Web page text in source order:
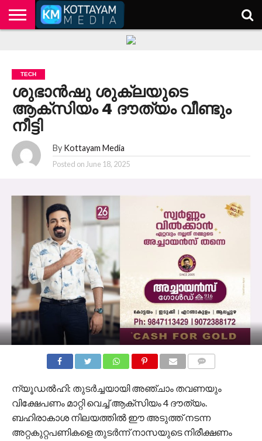
TECH
ശുഭാന്‍ഷു ശുക്ലയുടെ
ആക്‌സിയം 4 ദൗത്യം വീണ്ടും
നീട്ടി
By Kottayam Media
Posted on June 18, 2025
ന്യൂഡൽഹി: തുടര്‍ച്ചയായി അഞ്ചാം തവണയും
വിക്ഷേപണം മാറ്റി വെച്ച്‌ ആക്‌സിയം 4 ദൗത്യം.
ബഹിരാകാശ നിലയത്തില്‍ ഈ അടുത്ത് നടന്ന
അറ്റകുറ്റപണികളെ തുടര്‍ന്ന് നാസയുടെ നിരീക്ഷണം